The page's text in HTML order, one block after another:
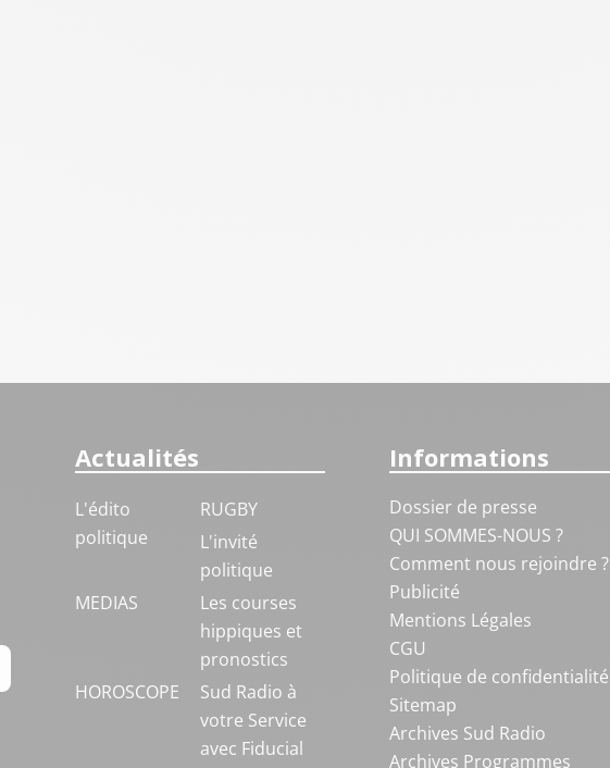
Actualités
L'édito
politique
RUGBY
L'invité
politique
MEDIAS
Les courses
hippiques et
pronostics
HOROSCOPE
Sud Radio à
votre Service
avec Fiducial
Informations
Dossier de presse
QUI SOMMES-NOUS ?
Comment nous rejoindre ?
Publicité
Mentions Légales
CGU
Politique de confidentialité
Sitemap
Archives Sud Radio
Archives Programmes